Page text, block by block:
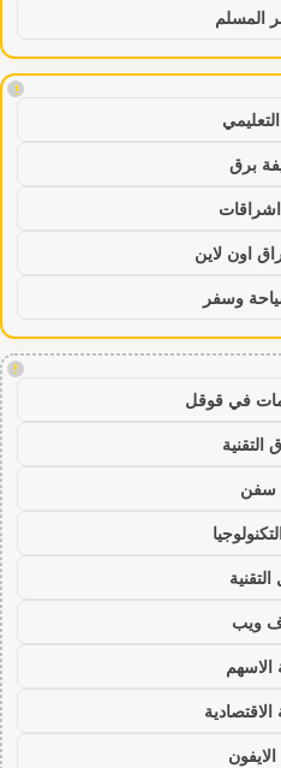
المسلم
!
برق
اون لاين
وسفر
!
في قوقل
التقنية
سفن
ويب
الاسهم